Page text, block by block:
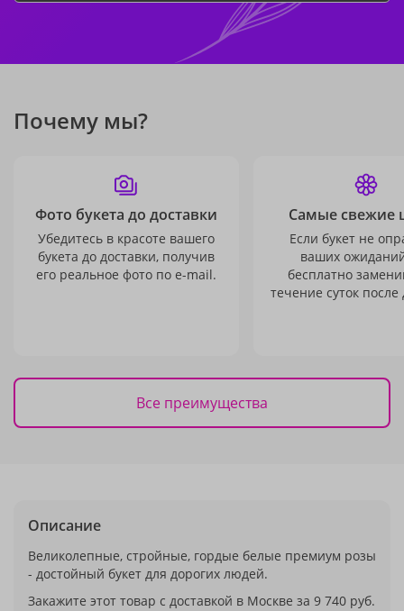
Почему мы?
Фото букета до доставки
Убедитесь в красоте вашего
букета до доставки, получив
его реальное фото по e-mail.
Самые свежие
Если букет не
ваших
бесплатно
течение суток после
Все преимущества
Описание
Великолепные, стройные, гордые белые премиум розы
- достойный букет для дорогих людей.
Закажите этот товар с доставкой в Москве за 9 740 руб.